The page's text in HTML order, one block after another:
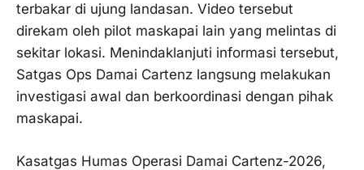
terbakar di ujung landasan. Video tersebut
direkam oleh pilot maskapai lain yang melintas di
sekitar lokasi. Menindaklanjuti informasi tersebut,
Satgas Ops Damai Cartenz langsung melakukan
investigasi awal dan berkoordinasi dengan pihak
maskapai.
Kasatgas Humas Operasi Damai Cartenz-2026,